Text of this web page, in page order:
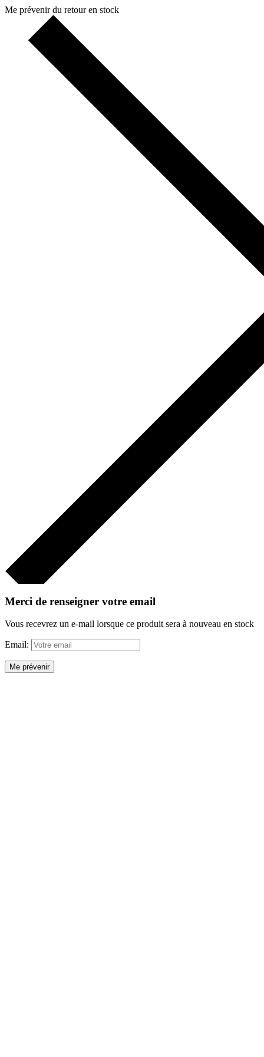
Me prévenir du retour en stock
Merci de renseigner votre email
Vous recevrez un e-mail lorsque ce produit sera à nouveau en stock
Email:
Me prévenir